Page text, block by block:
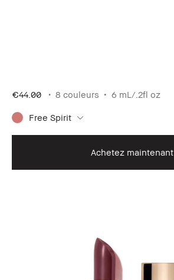
€44.00 8 couleurs 6 mL/.2fl oz
Free Spirit
Achetez maintenant